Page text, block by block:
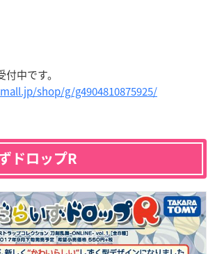
中です。
shop/g/g4904810875925/
ドロップR